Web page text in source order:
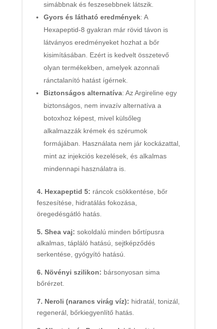
simábbnak és feszesebbnek látszik.
Gyors és látható eredmények: A
Hexapeptid-8 gyakran már rövid távon is
látványos eredményeket hozhat a bőr
kisimításában. Ezért is kedvelt összetevő
olyan termékekben, amelyek azonnali
ránctalanító hatást ígérnek.
Biztonságos alternatíva: Az Argireline egy
biztonságos, nem invazív alternatíva a
botoxhoz képest, mivel külsőleg
alkalmazzák krémek és szérumok
formájában. Használata nem jár kockázattal,
mint az injekciós kezelések, és alkalmas
mindennapi használatra is.
4. Hexapeptid 5: ráncok csökkentése, bőr
feszesítése, hidratálás fokozása,
öregedésgátló hatás.
5. Shea vaj: sokoldalú minden bőrtípusra
alkalmas, tápláló hatású, sejtképződés
serkentése, gyógyító hatású.
6. Növényi szilikon: bársonyosan sima
bőrérzet.
7. Neroli (narancs virág víz): hidratál, tonizál,
regenerál, bőrkiegyenlítő hatás.